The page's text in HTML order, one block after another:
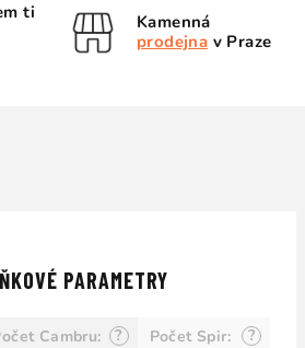
ti
Kamenná
prodejna v Praze
PARAMETRY
?
Cambru: ?
Počet Spir: